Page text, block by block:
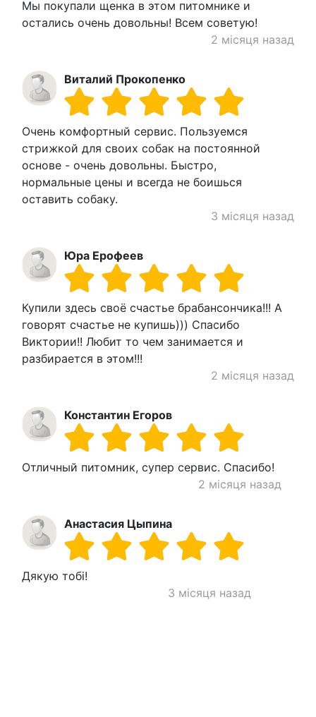
Мы покупали щенка в этом питомнике и
остались очень довольны! Всем советую!
2 місяця назад
Виталий Прокопенко
Очень комфортный сервис. Пользуемся
стрижкой для своих собак на постоянной
основе - очень довольны. Быстро,
нормальные цены и всегда не боишься
оставить собаку.
3 місяця назад
Юра Ерофеев
Купили здесь своё счастье брабансончика!!! А
говорят счастье не купишь))) Спасибо
Виктории!! Любит то чем занимается и
разбирается в этом!!!
2 місяця назад
Константин Егоров
Отличный питомник, супер сервис. Спасибо!
2 місяця назад
Анастасия Цыпина
Дякую тобі!
3 місяця назад